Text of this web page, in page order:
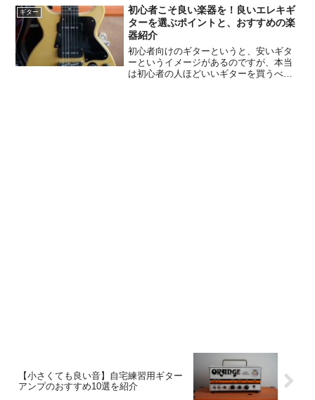
演奏の幅を広げて楽しむことができま
す。 流通されている楽器の数も多く、リ
ーズナブルなものからプロ仕様のものま
でどんな楽器も手に入れやすいのもギタ
ーを選ぶメリットです。
ギター
初心者こそ良い楽器を！良いエレキギ
ターを選ぶポイントと、おすすめの楽
器紹介
初心者向けのギターというと、安いギタ
ーというイメージがあるのですが、本当
は初心者の人ほどいいギターを買うべき
【小さくても良い音】自宅練習用ギター
アンプのおすすめ10選を紹介